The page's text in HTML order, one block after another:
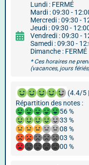
Lundi : FERMÉ
Mardi : 09:30 -
Mercredi : 09:30 -
Jeudi : 09:30 -
Vendredi : 09:30 -
Samedi : 09:30 -
Dimanche : FERMÉ
* Ces horaires ne
(vacances, jours
(4.4/5
Répartition des notes :
56 %
33 %
08 %
03 %
00 %